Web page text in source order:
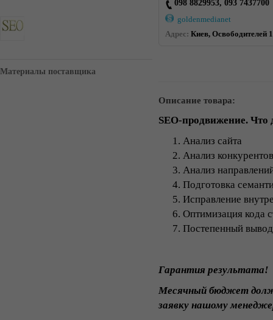
Материалы поставщика
098 8829953, 093 7437700
goldenmedianet
Адрес: Киев, Освободителей
Описание товара:
SEO-продвижение.
Анализ сайта
Анализ конкурентов
Анализ
Подготовка
Исправление
Оптимизация кода
Постепенный
Гарантия результата!
Месячный бюджет
заявку нашому